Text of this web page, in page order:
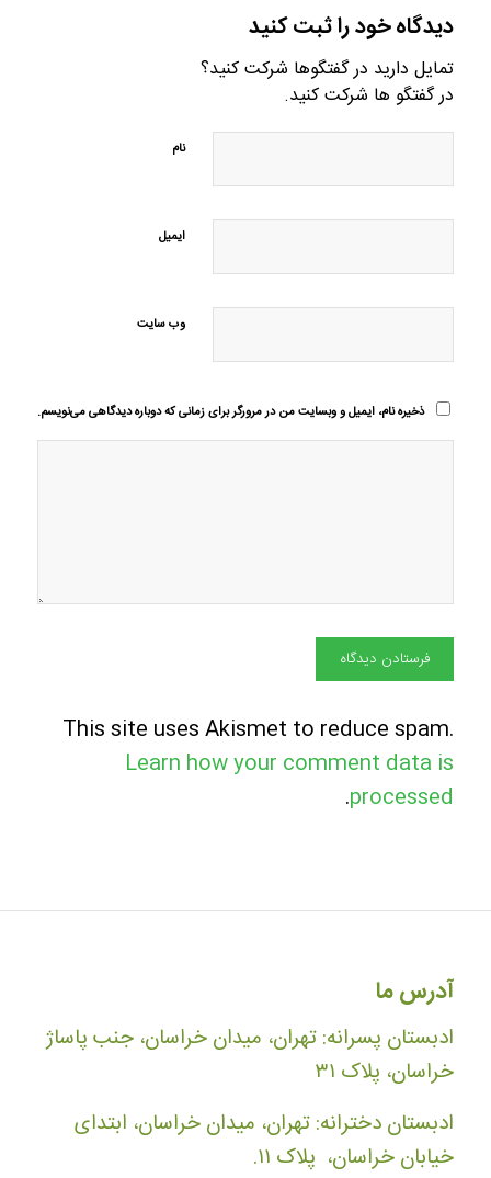
دیدگاه خود را ثبت کنید
تمایل دارید در گفتگوها شرکت کنید؟
در گفتگو ها شرکت کنید.
نام
ایمیل
وب‌ سایت
ذخیره نام، ایمیل و وبسایت من در مرورگر برای زمانی که دوباره دیدگاهی می‌نویسم.
This site uses Akismet to reduce spam.
Learn how your comment data is
processed
.
آدرس ما
ادبستان پسرانه: تهران، میدان خراسان، جنب پاساژ
خراسان، پلاک ۳۱
ادبستان دخترانه: تهران، میدان خراسان، ابتدای
خیابان خراسان، پلاک ۱۱.